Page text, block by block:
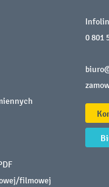
filmowej
0 801